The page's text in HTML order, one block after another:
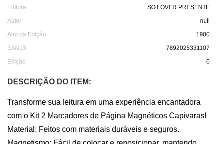
Editora
SO LOVER PRESENTE
Autor
null
Ano da Edição
1900
EAN13
7892025331107
Edição
0
DESCRIÇÃO DO ITEM:
Transforme sua leitura em uma experiência encantadora
com o Kit 2 Marcadores de Página Magnéticos Capivaras!
Material: Feitos com materiais duráveis e seguros.